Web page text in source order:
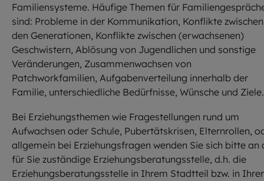
Familiensysteme. Häufige Themen für
sind: Probleme in der Kommunikation, Konflikte zwischen
den Generationen, Konflikte zwischen (erwachsenen)
Geschwistern, Ablösung von Jugendlichen und sonstige
Veränderungen, Zusammenwachsen von
Patchworkfamilien, Aufgabenverteilung innerhalb der
Familie, unterschiedliche Bedürfnisse, Wünsche und
Bei Erziehungsthemen wie Fragestellungen rund um
Aufwachsen oder Schule, Pubertätskrisen, Elternrollen,
allgemein bei Erziehungsfragen wenden Sie sich bitte an
für Sie zuständige Erziehungsberatungsstelle, d.h. die
Erziehungsberatungsstelle in Ihrem Stadtteil bzw. in Ihrer